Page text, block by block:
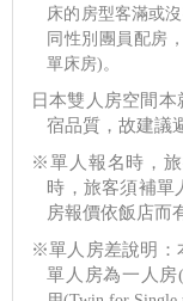
床的房型客滿或
同性別團員配房
單床房)。
日本雙人房空間
宿品質，故建議
※單人報名時，
時，旅客須補單
房報價依飯店而
※單人房差說明 ：
單人房為一人房